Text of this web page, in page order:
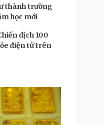
thành trường
học mới
dịch 100
điện tử trên